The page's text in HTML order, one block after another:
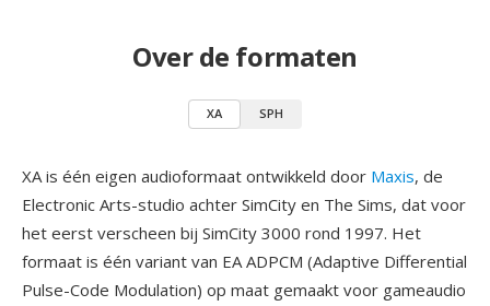
Over de formaten
XA SPH
XA is één eigen audioformaat ontwikkeld door Maxis, de
Electronic Arts-studio achter SimCity en The Sims, dat voor
het eerst verscheen bij SimCity 3000 rond 1997. Het
formaat is één variant van EA ADPCM (Adaptive Differential
Pulse-Code Modulation) op maat gemaakt voor gameaudio